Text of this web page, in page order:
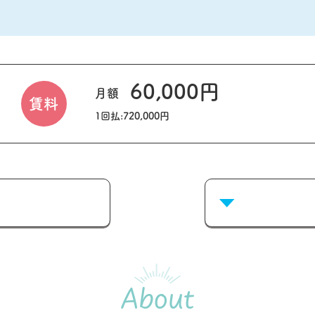
賃料
月額 60,000円
1回払:720,000円
About